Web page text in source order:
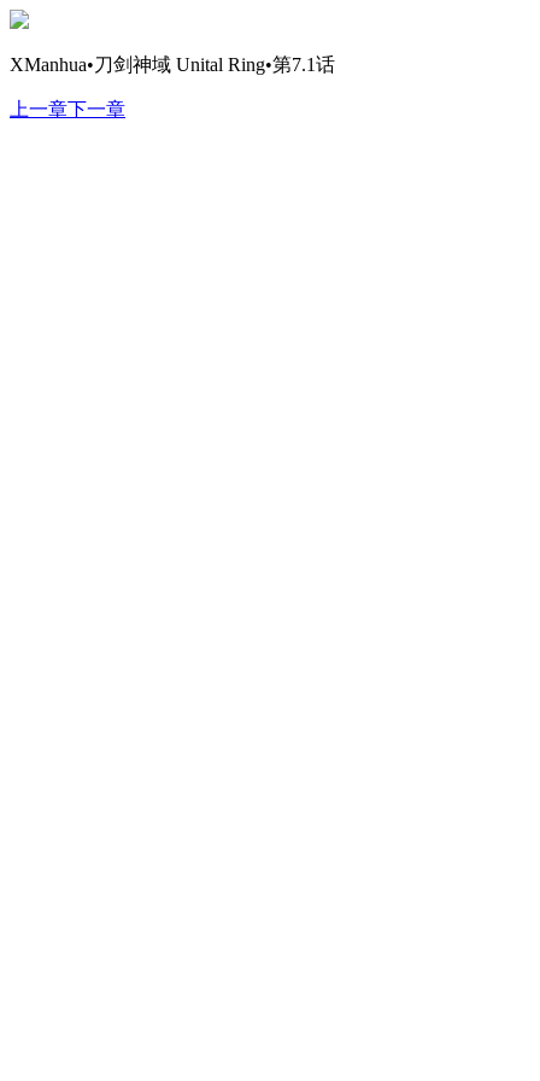
XManhua•刀剑神域 Unital Ring•第7.1话
上一章下一章